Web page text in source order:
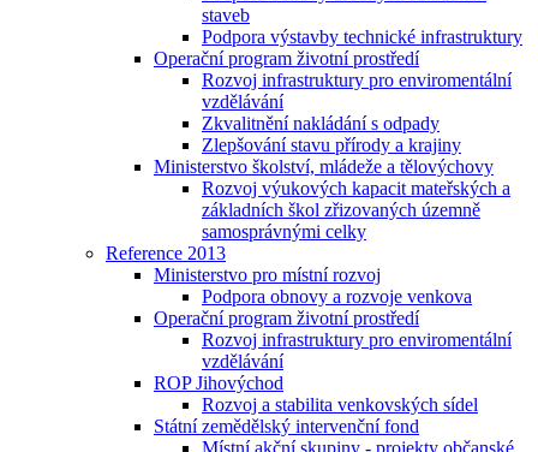
staveb
Podpora výstavby technické infrastruktury
Operační program životní prostředí
Rozvoj infrastruktury pro enviromentální
vzdělávání
Zkvalitnění nakládání s odpady
Zlepšování stavu přírody a krajiny
Ministerstvo školství, mládeže a tělovýchovy
Rozvoj výukových kapacit mateřských a
základních škol zřizovaných územně
samosprávnými celky
Reference 2013
Ministerstvo pro místní rozvoj
Podpora obnovy a rozvoje venkova
Operační program životní prostředí
Rozvoj infrastruktury pro enviromentální
vzdělávání
ROP Jihovýchod
Rozvoj a stabilita venkovských sídel
Státní zemědělský intervenční fond
Místní akční skupiny - projekty občanské